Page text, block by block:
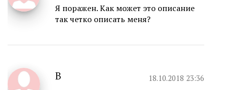
Я поражен. Как может это описание
так четко описать меня?
В 18.10.2018 23:36